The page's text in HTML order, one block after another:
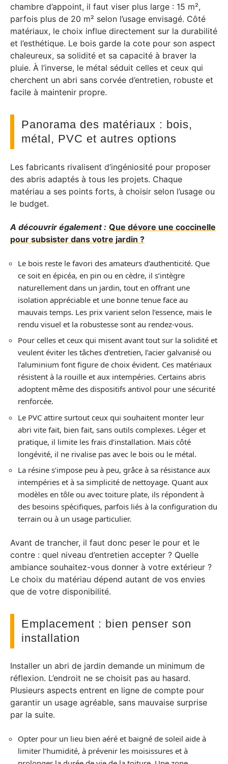
chambre d’appoint, il faut viser plus large : 15 m²,
parfois plus de 20 m² selon l’usage envisagé. Côté
matériaux, le choix influe directement sur la durabilité
et l’esthétique. Le bois garde la cote pour son aspect
chaleureux, sa solidité et sa capacité à braver la
pluie. À l’inverse, le métal séduit celles et ceux qui
cherchent un abri sans corvée d’entretien, robuste et
facile à maintenir propre.
Panorama des matériaux : bois,
métal, PVC et autres options
Les fabricants rivalisent d’ingéniosité pour proposer
des abris adaptés à tous les projets. Chaque
matériau a ses points forts, à choisir selon l’usage ou
le budget.
A découvrir également : Que dévore une coccinelle
pour subsister dans votre jardin ?
Le bois reste le favori des amateurs d’authenticité. Que
ce soit en épicéa, en pin ou en cèdre, il s’intègre
naturellement dans un jardin, tout en offrant une
isolation appréciable et une bonne tenue face au
mauvais temps. Les prix varient selon l’essence, mais le
rendu visuel et la robustesse sont au rendez-vous.
Pour celles et ceux qui misent avant tout sur la solidité et
veulent éviter les tâches d’entretien, l’acier galvanisé ou
l’aluminium font figure de choix évident. Ces matériaux
résistent à la rouille et aux intempéries. Certains abris
adoptent même des dispositifs antivol pour une sécurité
renforcée.
Le PVC attire surtout ceux qui souhaitent monter leur
abri vite fait, bien fait, sans outils complexes. Léger et
pratique, il limite les frais d’installation. Mais côté
longévité, il ne rivalise pas avec le bois ou le métal.
La résine s’impose peu à peu, grâce à sa résistance aux
intempéries et à sa simplicité de nettoyage. Quant aux
modèles en tôle ou avec toiture plate, ils répondent à
des besoins spécifiques, parfois liés à la configuration du
terrain ou à un usage particulier.
Avant de trancher, il faut donc peser le pour et le
contre : quel niveau d’entretien accepter ? Quelle
ambiance souhaitez-vous donner à votre extérieur ?
Le choix du matériau dépend autant de vos envies
que de votre disponibilité.
Emplacement : bien penser son
installation
Installer un abri de jardin demande un minimum de
réflexion. L’endroit ne se choisit pas au hasard.
Plusieurs aspects entrent en ligne de compte pour
garantir un usage agréable, sans mauvaise surprise
par la suite.
Opter pour un lieu bien aéré et baigné de soleil aide à
limiter l’humidité, à prévenir les moisissures et à